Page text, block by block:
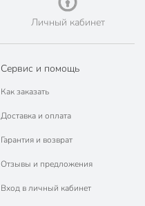
Личный кабинет
Сервис и помощь
Как заказать
Доставка и оплата
Гарантия и возврат
Отзывы и предложения
Вход в личный кабинет